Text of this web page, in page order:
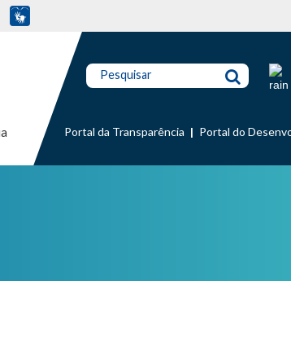
Pesquisar
Portal da Transparência Portal do